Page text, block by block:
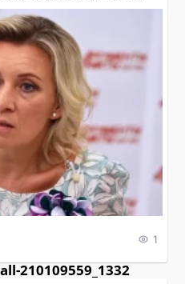
1
210109559_1332